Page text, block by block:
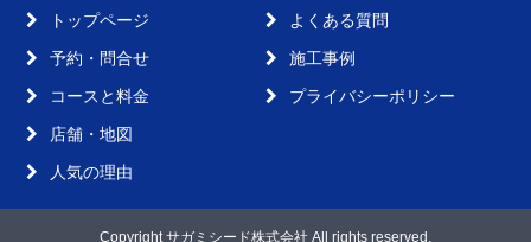
トップページ
予約・問合せ
コースと料金
店舗・地図
人気の理由
よくある質問
施工事例
プライバシーポリシー
Copyright サガミシード株式会社 All rights reserved.